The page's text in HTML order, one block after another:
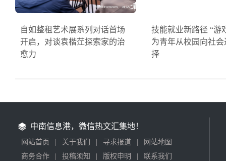
自如整租艺术展系列对话首场
开启，对谈袁楷茳探索家的治
愈力
技能就业新路径 “游
为青年从校园向社
择
中南信息港，微信热文汇集地！
网站首页 关于我们 寻求报道
网站地图
商务合作
投稿须知 版权申明 联系我们